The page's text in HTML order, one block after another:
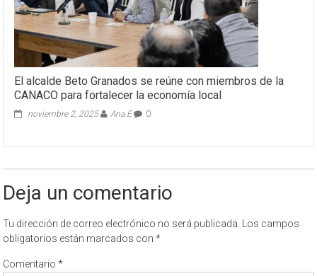
El alcalde Beto Granados se reúne con miembros de la
CANACO para fortalecer la economía local
noviembre 2, 2025 Ana E 0
Deja un comentario
Tu dirección de correo electrónico no será publicada.
Los campos
obligatorios están marcados con*
Comentario*